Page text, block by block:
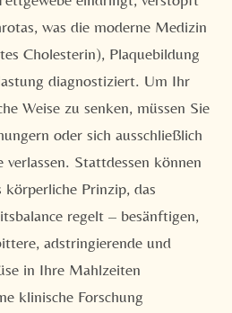
was die moderne Medizin
Cholesterin), Plaquebildung
diagnostiziert. Um Ihr
Weise zu senken, müssen Sie
oder sich ausschließlich
Stattdessen können
körperliche Prinzip, das
regelt – besänftigen,
adstringierende und
in Ihre Mahlzeiten
klinische Forschung